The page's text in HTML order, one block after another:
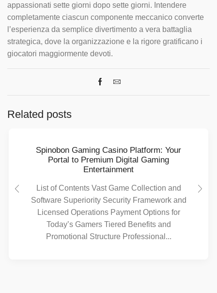
appassionati sette giorni dopo sette giorni. Intendere
completamente ciascun componente meccanico converte
l’esperienza da semplice divertimento a vera battaglia
strategica, dove la organizzazione e la rigore gratificano i
giocatori maggiormente devoti.
Related posts
Spinobon Gaming Casino Platform: Your
Portal to Premium Digital Gaming
Entertainment
List of Contents Vast Game Collection and
Software Superiority Security Framework and
Licensed Operations Payment Options for
Today’s Gamers Tiered Benefits and
Promotional Structure Professional...